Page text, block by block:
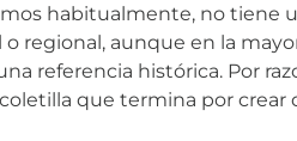
habitualmente, no tiene
regional, aunque en la
referencia histórica. Por
que termina por